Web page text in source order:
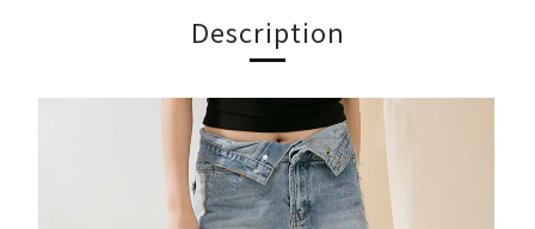
Description